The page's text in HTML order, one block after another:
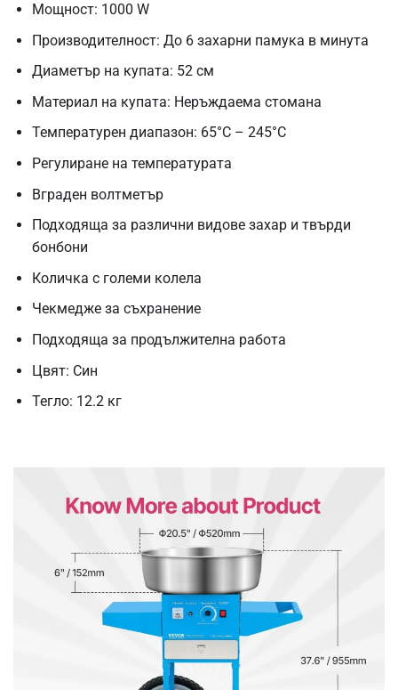
Мощност: 1000 W
Производителност: До 6 захарни памука в минута
Диаметър на купата: 52 см
Материал на купата: Неръждаема стомана
Температурен диапазон: 65°C – 245°C
Регулиране на температурата
Вграден волтметър
Подходяща за различни видове захар и твърди
бонбони
Количка с големи колела
Чекмедже за съхранение
Подходяща за продължителна работа
Цвят: Син
Тегло: 12.2 кг